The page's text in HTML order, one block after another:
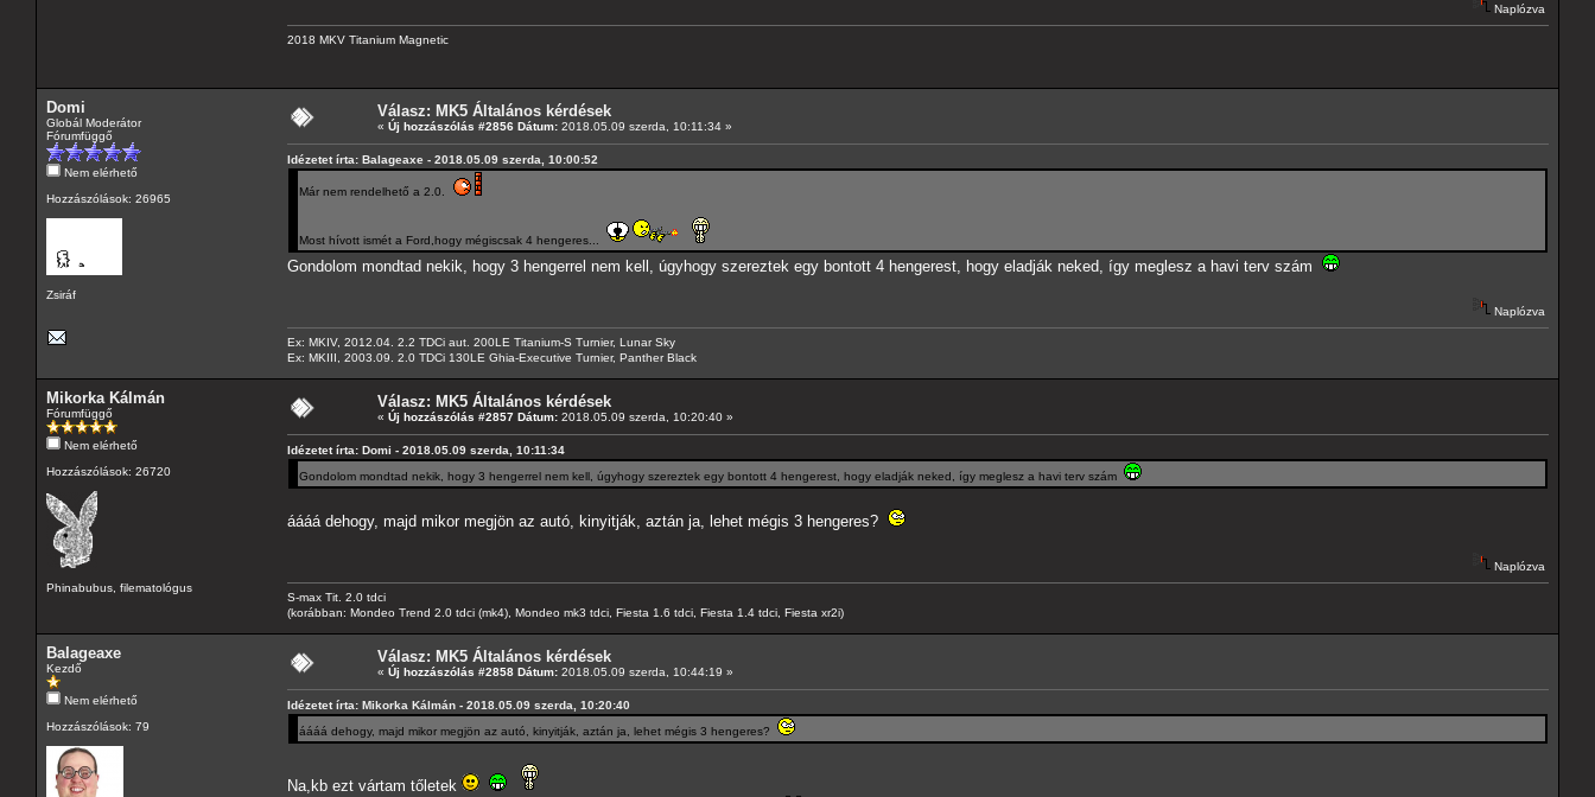
Naplózva
2018 MKV Titanium Magnetic
Domi
Globál Moderátor
Fórumfüggő
Nem elérhető
Hozzászólások: 26965
Zsiráf
Válasz: MK5 Általános kérdések
« Új hozzászólás #2856 Dátum: 2018.05.09 szerda, 10:11:34 »
Idézetet írta: Balageaxe - 2018.05.09 szerda, 10:00:52
Már nem rendelhető a 2.0.
Most hívott ismét a Ford,hogy mégiscsak 4 hengeres...
Gondolom mondtad nekik, hogy 3 hengerrel nem kell, úgyhogy szereztek egy bontott 4 hengerest, hogy eladják neked, így meglesz a havi terv szám
Naplózva
Ex: MKIV, 2012.04. 2.2 TDCi aut. 200LE Titanium-S Turnier, Lunar Sky
Ex: MKIII, 2003.09. 2.0 TDCi 130LE Ghia-Executive Turnier, Panther Black
Mikorka Kálmán
Fórumfüggő
Nem elérhető
Hozzászólások: 26720
Phinabubus, filematológus
Válasz: MK5 Általános kérdések
« Új hozzászólás #2857 Dátum: 2018.05.09 szerda, 10:20:40 »
Idézetet írta: Domi - 2018.05.09 szerda, 10:11:34
Gondolom mondtad nekik, hogy 3 hengerrel nem kell, úgyhogy szereztek egy bontott 4 hengerest, hogy eladják neked, így meglesz a havi terv szám
áááá dehogy, majd mikor megjön az autó, kinyitják, aztán ja, lehet mégis 3 hengeres?
Naplózva
S-max Tit. 2.0 tdci
(korábban: Mondeo Trend 2.0 tdci (mk4), Mondeo mk3 tdci, Fiesta 1.6 tdci, Fiesta 1.4 tdci, Fiesta xr2i)
Balageaxe
Kezdő
Nem elérhető
Hozzászólások: 79
Válasz: MK5 Általános kérdések
« Új hozzászólás #2858 Dátum: 2018.05.09 szerda, 10:44:19 »
Idézetet írta: Mikorka Kálmán - 2018.05.09 szerda, 10:20:40
áááá dehogy, majd mikor megjön az autó, kinyitják, aztán ja, lehet mégis 3 hengeres?
Na,kb ezt vártam tőletek